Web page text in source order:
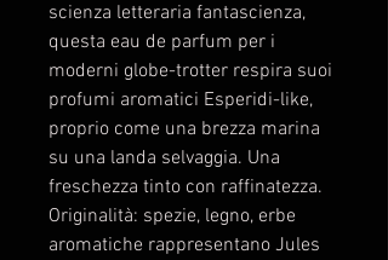
scienza letteraria fantascienza,
questa eau de parfum per i
moderni globe-trotter respira suoi
profumi aromatici Esperidi-like,
proprio come una brezza marina
su una landa selvaggia. Una
freschezza tinto con raffinatezza.
Originalità: spezie, legno, erbe
aromatiche rappresentano Jules